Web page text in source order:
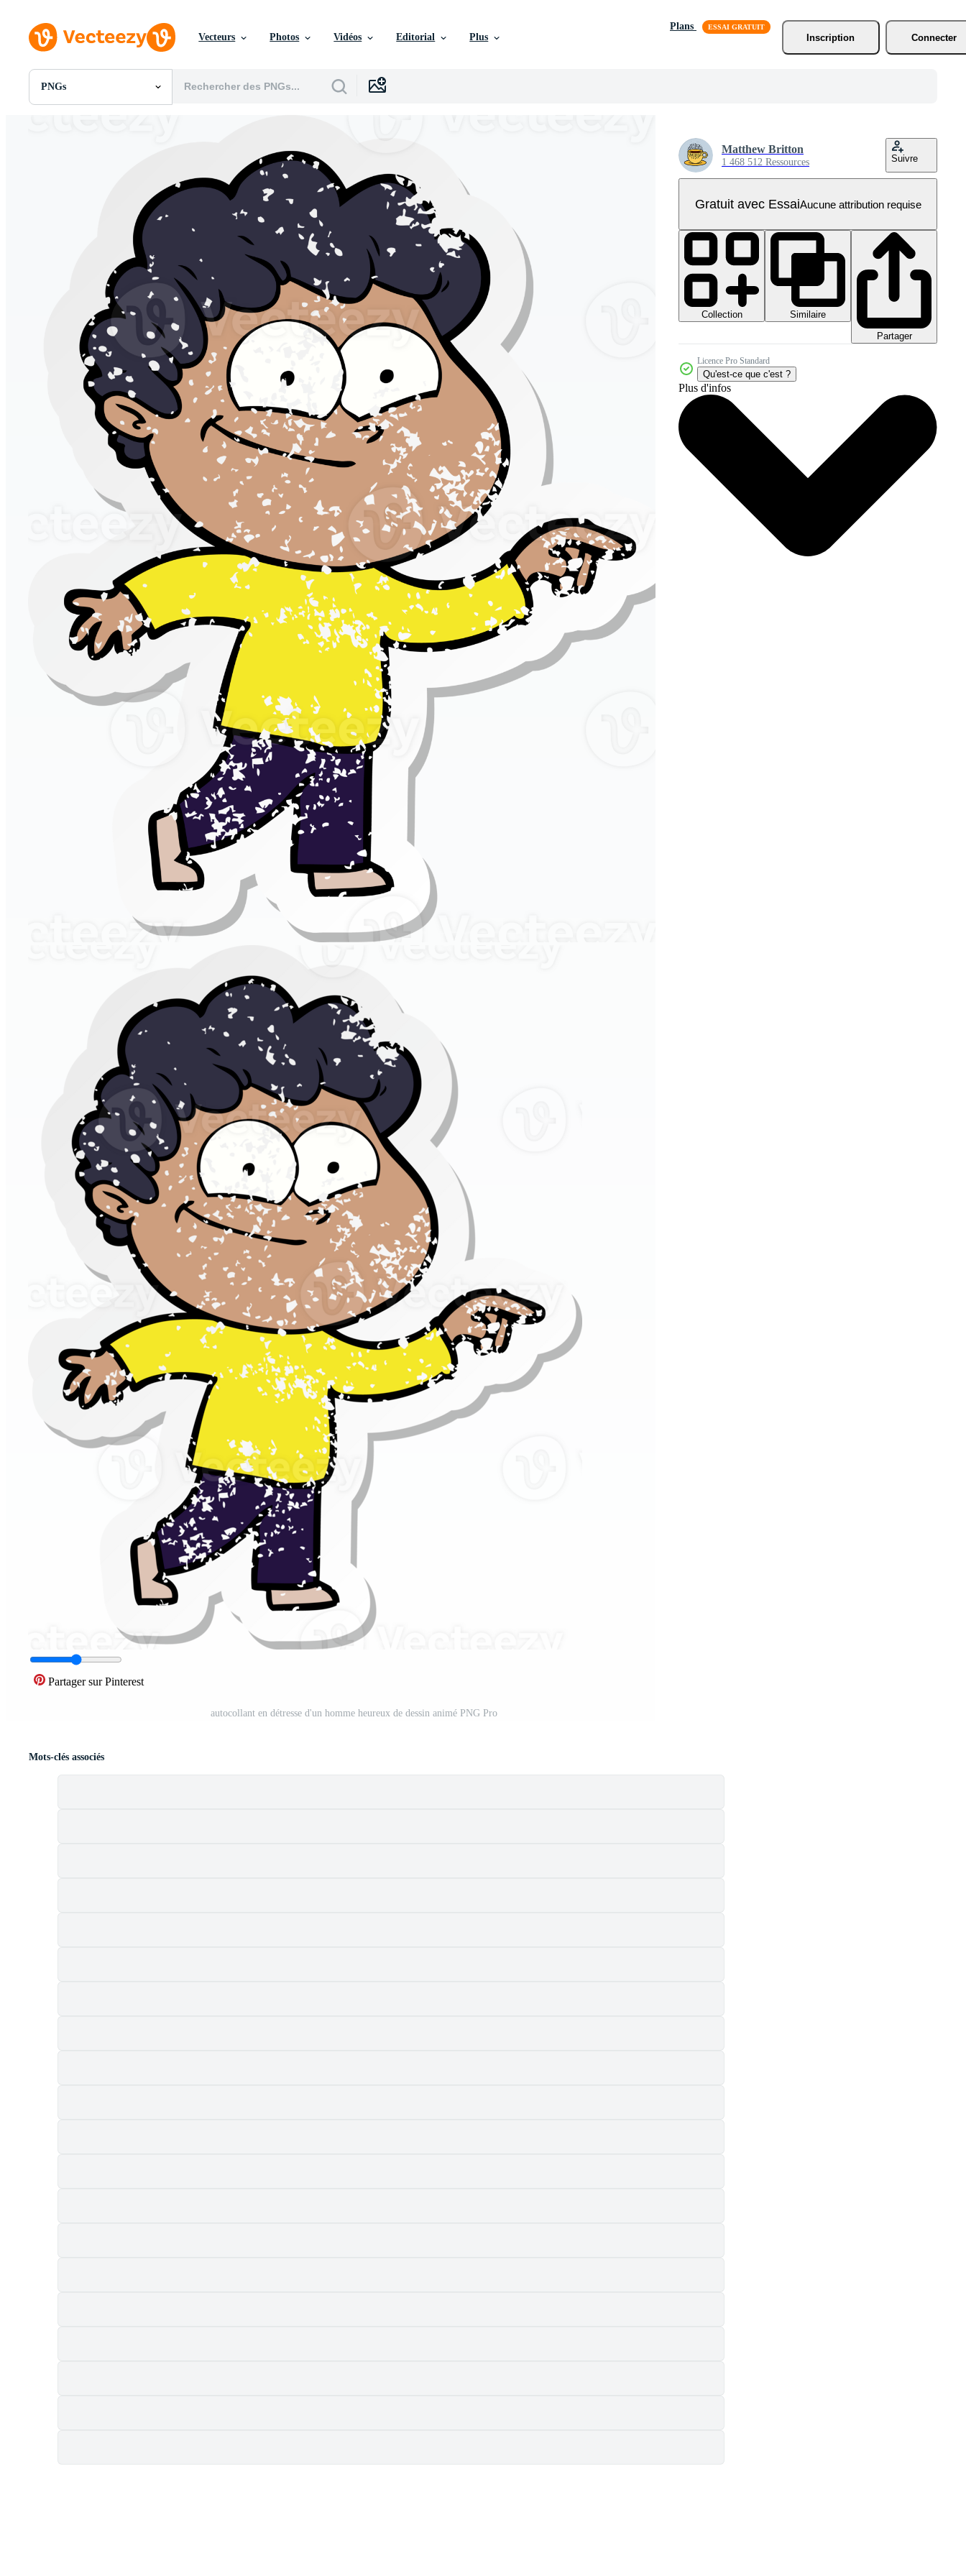
Vecteurs Photos Vidéos Editorial Plus
Plans
Inscription
Connecter
PNGs
Toutes Images
Images Éditoriales
Événements Éditoriaux
Partager sur Pinterest
autocollant en détresse d'un homme heureux de dessin animé PNG Pro
Matthew Britton
1 468 512 Ressources Suivre
Gratuit avec EssaiAucune attribution requise
Collection
Similaire
Partager
Licence Pro Standard
Qu'est-ce que c'est ?
Plus d'infos
Mots-clés associés